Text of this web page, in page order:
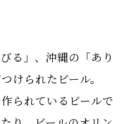
る」、沖縄の「あり
けられたビール。
られているビールで